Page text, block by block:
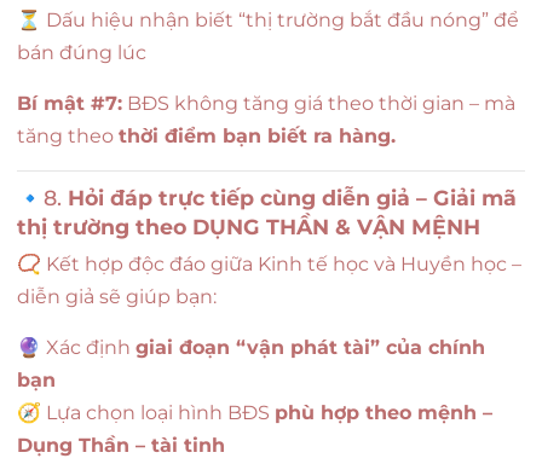
⏳ Dấu hiệu nhận biết “thị trường bắt đầu nóng” để
bán đúng lúc
Bí mật #7: BĐS không tăng giá theo thời gian – mà
tăng theo thời điểm bạn biết ra hàng.
🔹8. Hỏi đáp trực tiếp cùng diễn giả – Giải mã
thị trường theo DỤNG THẦN & VẬN MỆNH
📿 Kết hợp độc đáo giữa Kinh tế học và Huyền học –
diễn giả sẽ giúp bạn:
🔮 Xác định giai đoạn “vận phát tài” của chính
bạn
🧭 Lựa chọn loại hình BĐS phù hợp theo mệnh –
Dụng Thần – tài tinh